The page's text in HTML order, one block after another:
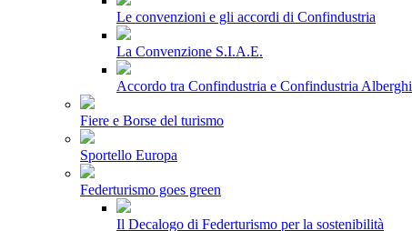
Le convenzioni e gli accordi di Confindustria
La Convenzione S.I.A.E.
Accordo tra Confindustria e Confindustria Alberghi
Fiere e Borse del turismo
Sportello Europa
Federturismo goes green
Il Decalogo di Federturismo per la sostenibilità